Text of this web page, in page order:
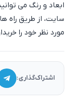
ابعاد و رنگ می
سایت، از طریق راه
مورد نظر خود را
اشتراک‌گذاری: